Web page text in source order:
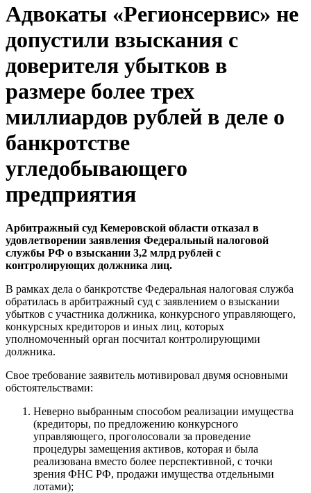
Адвокаты «Регионсервис» не
допустили взыскания с
доверителя убытков в
размере более трех
миллиардов рублей в деле о
банкротстве
угледобывающего
предприятия
Арбитражный суд Кемеровской области отказал в
удовлетворении заявления Федеральный налоговой
службы РФ о взыскании 3,2 млрд рублей с
контролирующих должника лиц.
В рамках дела о банкротстве Федеральная налоговая служба
обратилась в арбитражный суд с заявлением о взыскании
убытков с участника должника, конкурсного управляющего,
конкурсных кредиторов и иных лиц, которых
уполномоченный орган посчитал контролирующими
должника.
Свое требование заявитель мотивировал двумя основными
обстоятельствами:
Неверно выбранным способом реализации имущества
(кредиторы, по предложению конкурсного
управляющего, проголосовали за проведение
процедуры замещения активов, которая и была
реализована вместо более перспективной, с точки
зрения ФНС РФ, продажи имущества отдельными
лотами);